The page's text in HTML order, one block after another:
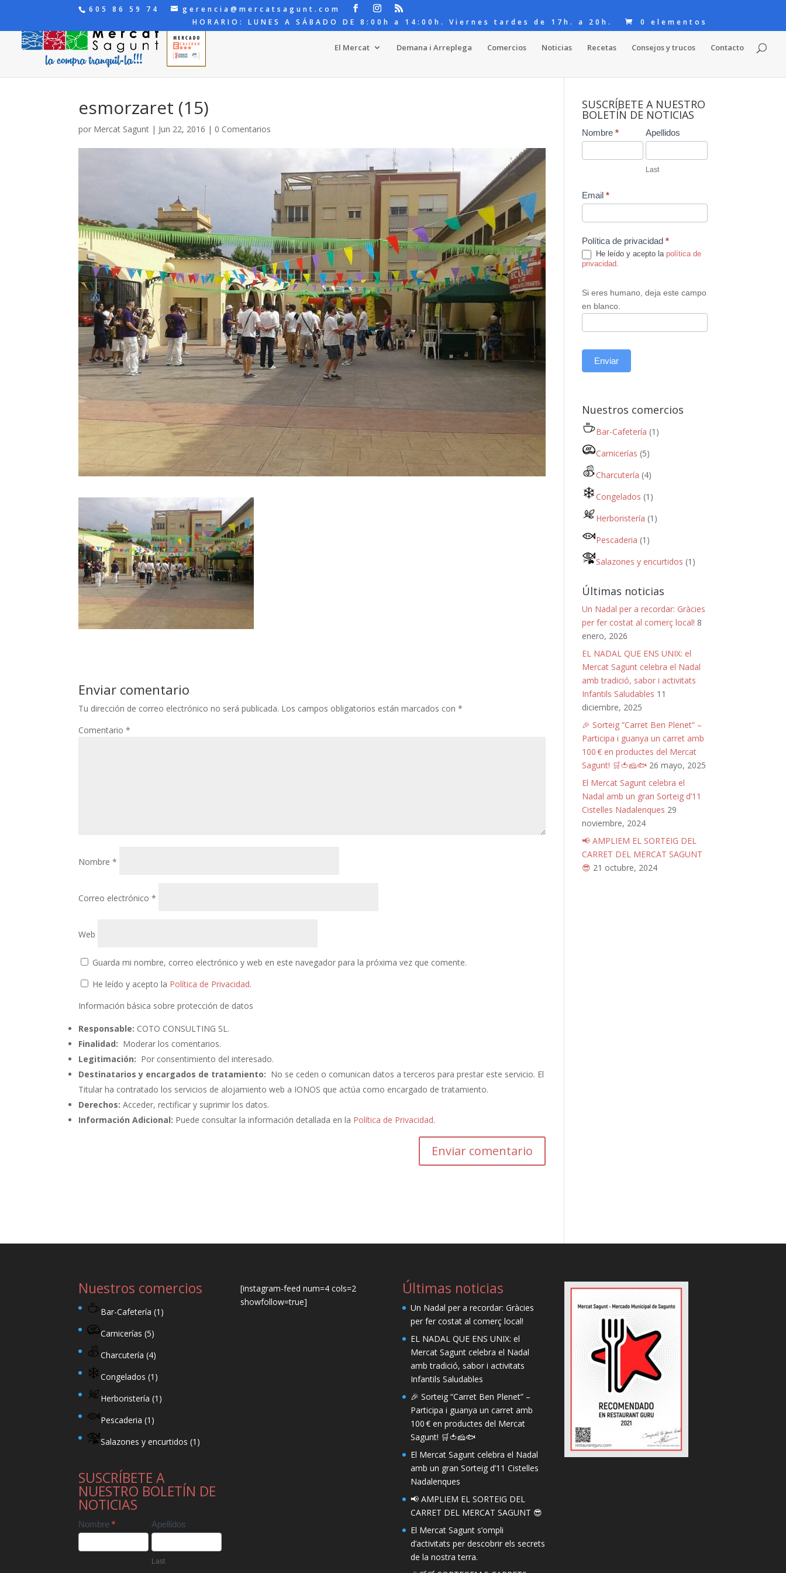
605 86 59 74
gerencia@mercatsagunt.com
HORARIO: LUNES A SÁBADO DE 8:00h a 14:00h. Viernes tardes de 17h. a 20h.
0 elementos
El Mercat Demana i Arreplega Comercios Noticias Recetas Consejos y trucos Contacto
esmorzaret (15)
por Mercat Sagunt | Jun 22, 2016 | 0 Comentarios
Enviar comentario
Tu dirección de correo electrónico no será publicada. Los campos obligatorios están marcados con*
Comentario*
Nombre*
Correo electrónico*
Web
Guarda mi nombre, correo electrónico y web en este navegador para la próxima vez que comente.
He leído y acepto la Política de Privacidad.
Información básica sobre protección de datos
Responsable: COTO CONSULTING SL.
Finalidad: Moderar los comentarios.
Legitimación: Por consentimiento del interesado.
Destinatarios y encargados de tratamiento: No se ceden o comunican datos a terceros para prestar este servicio. El
Titular ha contratado los servicios de alojamiento web a IONOS que actúa como encargado de tratamiento.
Derechos: Acceder, rectificar y suprimir los datos.
Información Adicional: Puede consultar la información detallada en la Política de Privacidad.
SUSCRÍBETE A NUESTRO
BOLETÍN DE NOTICIAS
Contact
Us
Nombre * Apellidos
Last
Email *
Política de privacidad *
He leído y acepto la política de
privacidad.
Si eres humano, deja este campo
en blanco.
Enviar
Nuestros comercios
Bar-Cafetería (1)
Carnicerías (5)
Charcutería (4)
Congelados (1)
Herboristería (1)
Pescaderia (1)
Salazones y encurtidos (1)
Últimas noticias
Un Nadal per a recordar: Gràcies
per fer costat al comerç local! 8
enero, 2026
EL NADAL QUE ENS UNIX: el
Mercat Sagunt celebra el Nadal
amb tradició, sabor i activitats
Infantils Saludables 11
diciembre, 2025
🎉 Sorteig “Carret Ben Plenet” –
Participa i guanya un carret amb
100 € en productes del Mercat
Sagunt! 🛒🍅🧀🐟 26 mayo, 2025
El Mercat Sagunt celebra el
Nadal amb un gran Sorteig d’11
Cistelles Nadalenques 29
noviembre, 2024
📢 AMPLIEM EL SORTEIG DEL
CARRET DEL MERCAT SAGUNT
😎 21 octubre, 2024
Nuestros comercios
Bar-Cafetería (1)
Carnicerías (5)
Charcutería (4)
Congelados (1)
Herboristería (1)
Pescaderia (1)
Salazones y encurtidos (1)
SUSCRÍBETE A
NUESTRO BOLETÍN DE
NOTICIAS
Contact
Us
Nombre* Apellidos
Last
[instagram-feed num=4 cols=2
showfollow=true]
Últimas noticias
Un Nadal per a recordar: Gràcies
per fer costat al comerç local!
EL NADAL QUE ENS UNIX: el
Mercat Sagunt celebra el Nadal
amb tradició, sabor i activitats
Infantils Saludables
🎉 Sorteig “Carret Ben Plenet” –
Participa i guanya un carret amb
100 € en productes del Mercat
Sagunt! 🛒🍅🧀🐟
El Mercat Sagunt celebra el Nadal
amb un gran Sorteig d’11 Cistelles
Nadalenques
📢 AMPLIEM EL SORTEIG DEL
CARRET DEL MERCAT SAGUNT 😎
El Mercat Sagunt s’ompli
d’activitats per descobrir els secrets
de la nostra terra.